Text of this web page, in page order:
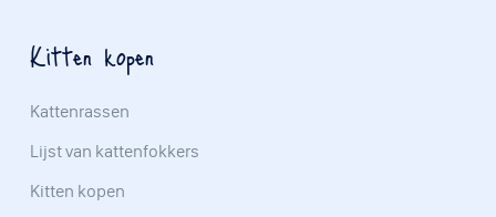
Kitten kopen
Kattenrassen
Lijst van kattenfokkers
Kitten kopen